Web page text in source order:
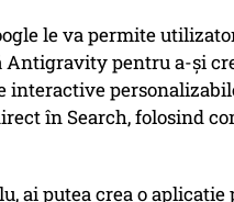
le va permite
Antigravity pentru a-și
interactive
în Search, folosind
ai putea crea o aplicație